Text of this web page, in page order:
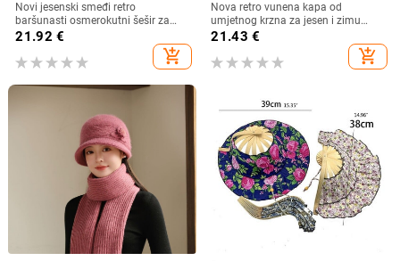
Novi jesenski smeđi retro
baršunasti osmerokutni šešir za
muškarce i žene, nošen unatrag s
beretkom, univerzalni šešir u jednoj
boji za jesen i zimu
21.92 €
add_shopping_cart
Nova retro vunena kapa od
umjetnog krzna za jesen i zimu
2025. za žene, britanski
osmerokutni ravni cilindar za
književna putovanja
21.43 €
add_shopping_cart